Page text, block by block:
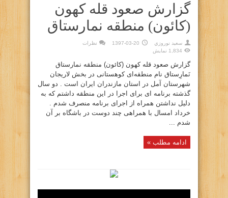
گزارش صعود قله کهون
(کائون) منطقه نمارستاق
سعيد نوروزي 1397-03-20
نظرات
1,834 نمایش
گزارش صعود قله کهون (کائون) منطقه نمارستاق
نَمارِستاق نام منطقه‌ای کوهستانی در بخش لاریجان
شهرستان آمل در استان مازندران ایران است . دو سال
گذشته برنامه ای برای اجرا در این منطقه داشتم که به
دلیل نداشتن همراه از اجرای برنامه منصرف شدم .
خرداد امسال با همراهی چند دوست در باشگاه بر آن
شدم ...
ادامه مطلب »